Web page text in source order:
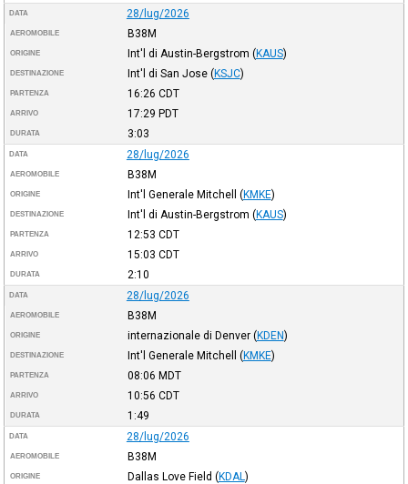
DATA 28/lug/2026
AEROMOBILE B38M
ORIGINE Int'l di Austin-Bergstrom (KAUS)
DESTINAZIONE Int'l di San Jose (KSJC)
PARTENZA 16:26 CDT
ARRIVO 17:29 PDT
DURATA 3:03
DATA 28/lug/2026
AEROMOBILE B38M
ORIGINE Int'l Generale Mitchell (KMKE)
DESTINAZIONE Int'l di Austin-Bergstrom (KAUS)
PARTENZA 12:53 CDT
ARRIVO 15:03 CDT
DURATA 2:10
DATA 28/lug/2026
AEROMOBILE B38M
ORIGINE internazionale di Denver (KDEN)
DESTINAZIONE Int'l Generale Mitchell (KMKE)
PARTENZA 08:06 MDT
ARRIVO 10:56 CDT
DURATA 1:49
DATA 28/lug/2026
AEROMOBILE B38M
ORIGINE Dallas Love Field (KDAL )